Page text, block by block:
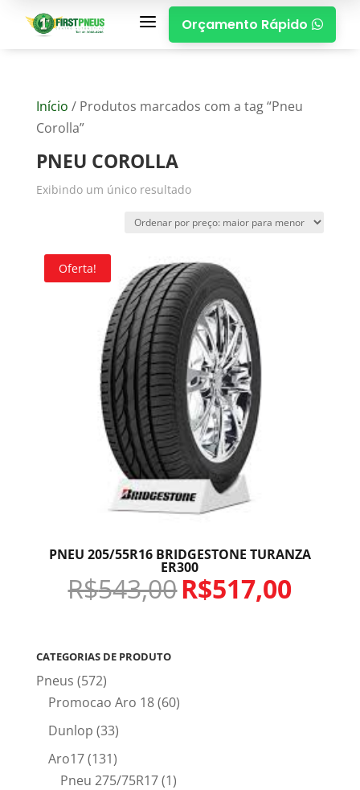
a Orçamento Rápido 
Início / Produtos marcados com a tag “Pneu
Corolla”
PNEU COROLLA
Exibindo um único resultado
Oferta!
PNEU 205/55R16 BRIDGESTONE TURANZA
ER300
R$543,00R$517,00
CATEGORIAS DE PRODUTO
Pneus (572)
Promocao Aro 18(60)
Dunlop (33)
Aro17(131)
Pneu 275/75R17(1)